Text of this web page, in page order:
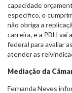
capacidade
específico, o
não obriga a
carreira, e a PBH vai
federal para avaliar
atender as
Mediação da
Fernanda Neves